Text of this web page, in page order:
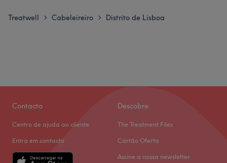
Treatwell > Cabeleireiro > Distrito de Lisboa
Contacto
Centro de ajuda ao cliente
Entra em contacto
Descobre
The Treatment Files
Cartão Oferta
Assine a nossa newsletter